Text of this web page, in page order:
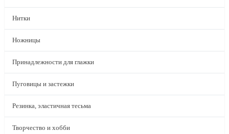
Нитки
Ножницы
Принадлежности для глажки
Пуговицы и застежки
Резинка, эластичная тесьма
Творчество и хобби